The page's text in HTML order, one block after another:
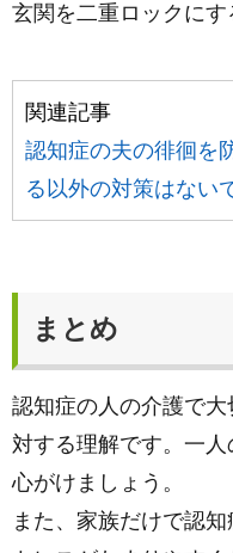
玄関を二重ロックにす
関連記事
認知症の夫の徘徊を
る以外の対策はない
まとめ
認知症の人の介護で
対する理解です。一
心がけましょう。
また、家族だけで認